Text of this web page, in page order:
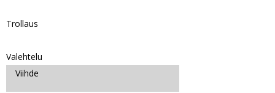
Trollaus
Valehtelu
Viihde